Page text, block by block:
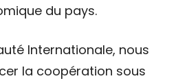
du pays.
Internationale, nous
la coopération sous